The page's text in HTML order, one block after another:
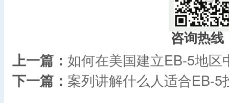
咨询热线
上一篇： 如何在美国建立EB-5地区
下一篇： 案列讲解什么人适合EB-5